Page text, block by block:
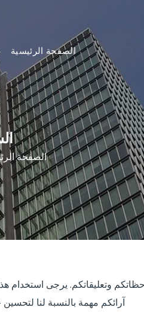
الصفحة الرئيسية
الصفحة
وتعليقاتكم. يرجى استخدام
آرائكم مهمة بالنسبة لنا